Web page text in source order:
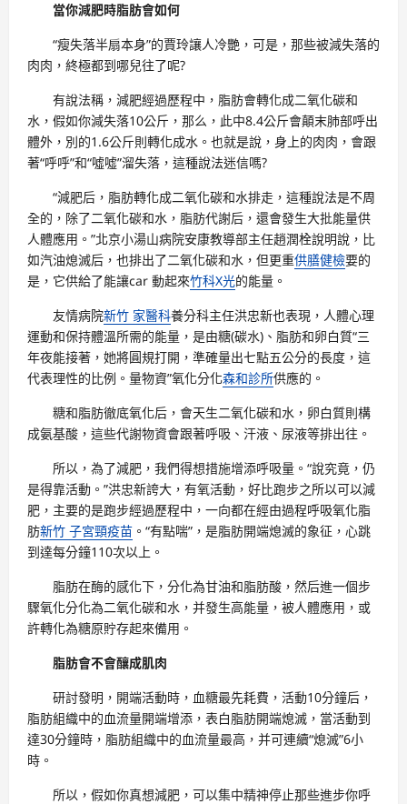
當你減肥時脂肪會如何
“瘦失落半扇本身”的賈玲讓人冷艷，可是，那些被減失落的
肉肉，終極都到哪兒往了呢?
有說法稱，減肥經過歷程中，脂肪會轉化成二氧化碳和
水，假如你減失落10公斤，那么，此中8.4公斤會顛末肺部呼出
體外，別的1.6公斤則轉化成水。也就是說，身上的肉肉，會跟
著“呼呼”和“噓噓”溜失落，這種說法迷信嗎?
“減肥后，脂肪轉化成二氧化碳和水排走，這種說法是不周
全的，除了二氧化碳和水，脂肪代謝后，還會發生大批能量供
人體應用。”北京小湯山病院安康教導部主任趙潤栓說明說，比
如汽油熄滅后，也排出了二氧化碳和水，但更重供膳健檢要的
是，它供給了能讓car 動起來竹科X光的能量。
友情病院新竹 家醫科養分科主任洪忠新也表現，人體心理
運動和保持體溫所需的能量，是由糖(碳水)、脂肪和卵白質“三
年夜能接著，她將圓規打開，準確量出七點五公分的長度，這
代表理性的比例。量物資”氧化分化森和診所供應的。
糖和脂肪徹底氧化后，會天生二氧化碳和水，卵白質則構
成氨基酸，這些代謝物資會跟著呼吸、汗液、尿液等排出往。
所以，為了減肥，我們得想措施增添呼吸量。“說究竟，仍
是得靠活動。”洪忠新誇大，有氧活動，好比跑步之所以可以減
肥，主要的是跑步經過歷程中，一向都在經由過程呼吸氧化脂
肪新竹 子宮頸疫苗 。“有點喘”，是脂肪開端熄滅的象征，心跳
到達每分鐘110次以上。
脂肪在酶的感化下，分化為甘油和脂肪酸，然后進一個步
驟氧化分化為二氧化碳和水，并發生高能量，被人體應用，或
許轉化為糖原貯存起來備用。
脂肪會不會釀成肌肉
研討發明，開端活動時，血糖最先耗費，活動10分鐘后，
脂肪組織中的血流量開端增添，表白脂肪開端熄滅，當活動到
達30分鐘時，脂肪組織中的血流量最高，并可連續“熄滅”6小
時。
所以，假如你真想減肥，可以集中精神停止那些進步你呼